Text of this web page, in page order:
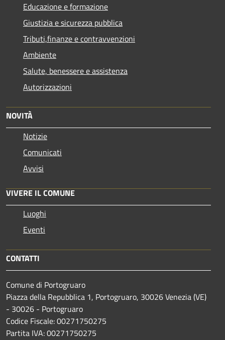
Educazione e formazione
Giustizia e sicurezza pubblica
Tributi,finanze e contravvenzioni
Ambiente
Salute, benessere e assistenza
Autorizzazioni
NOVITÀ
Notizie
Comunicati
Avvisi
VIVERE IL COMUNE
Luoghi
Eventi
CONTATTI
Comune di Portogruaro
Piazza della Repubblica 1, Portogruaro, 30026 Venezia (VE)
- 30026 - Portogruaro
Codice Fiscale: 00271750275
Partita IVA: 00271750275